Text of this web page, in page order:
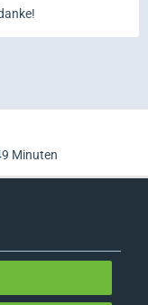
Minuten